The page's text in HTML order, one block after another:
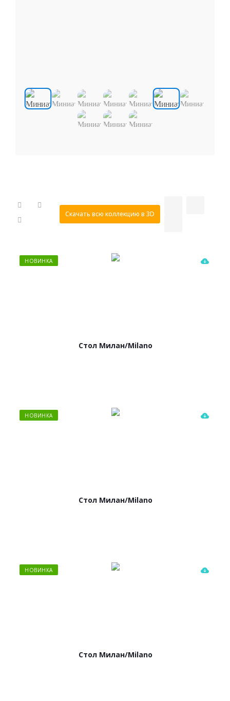
Скачать всю коллекцию в 3D
НОВИНКА
Стол Милан/Milano
НОВИНКА
Стол Милан/Milano
НОВИНКА
Стол Милан/Milano